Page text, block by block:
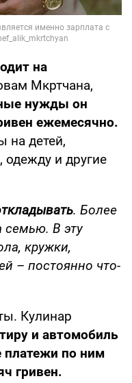
на
Мкртчана,
нужды он
ежемесячно.
на детей,
одежду и другие
. Более
семью. В эту
кружки,
– постоянно что-
Кулинар
и автомобиль
по ним
гривен.